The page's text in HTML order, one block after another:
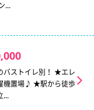
...
ストイレ別！ ★エレ
機置場♪ ★駅から徒歩
...